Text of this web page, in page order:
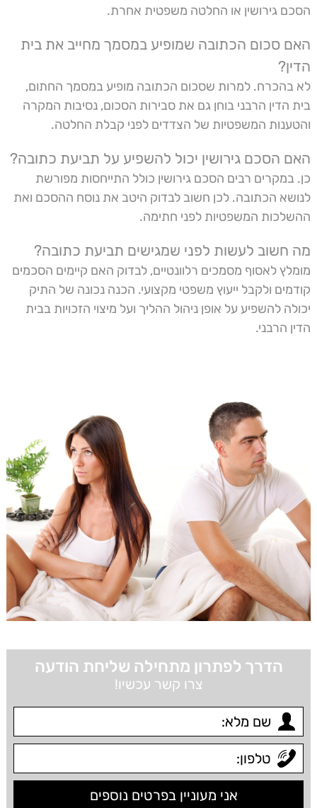
הסכם גירושין או החלטה משפטית אחרת.
האם סכום הכתובה שמופיע במסמך מחייב את בית
הדין?
לא בהכרח. למרות שסכום הכתובה מופיע במסמך החתום,
בית הדין הרבני בוחן גם את סבירות הסכום, נסיבות המקרה
והטענות המשפטיות של הצדדים לפני קבלת החלטה.
האם הסכם גירושין יכול להשפיע על תביעת כתובה?
כן. במקרים רבים הסכם גירושין כולל התייחסות מפורשת
לנושא הכתובה. לכן חשוב לבדוק היטב את נוסח ההסכם ואת
ההשלכות המשפטיות לפני חתימה.
מה חשוב לעשות לפני שמגישים תביעת כתובה?
מומלץ לאסוף מסמכים רלוונטיים, לבדוק האם קיימים הסכמים
קודמים ולקבל ייעוץ משפטי מקצועי. הכנה נכונה של התיק
יכולה להשפיע על אופן ניהול ההליך ועל מיצוי הזכויות בבית
הדין הרבני.
הדרך לפתרון מתחילה שליחת הודעה
צרו קשר עכשיו!